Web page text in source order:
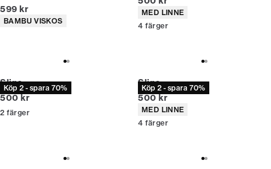
Nuvarande pris
599 kr
Produktattribut
BAMBU VISKOS
Produktattribut
MED LINNE
4 färger
Köp 2 - spara 70%
Slips
Nuvarande pris
500 kr
2 färger
Köp 2 - spara 70%
Slips
Nuvarande pris
500 kr
Produktattribut
MED LINNE
4 färger